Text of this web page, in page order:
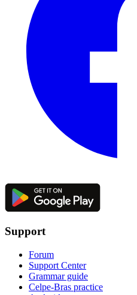
Support
Forum
Support Center
Grammar guide
Celpe-Bras practice